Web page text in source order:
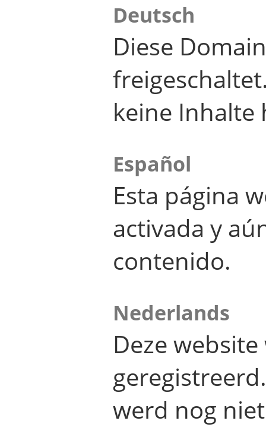
Deutsch
Diese
keine Inhalte
Español
Esta página
activada y
contenido.
Nederlands
Deze
werd nog